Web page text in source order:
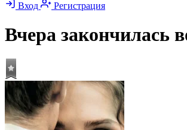
Вход
Регистрация
Вчера закончилась